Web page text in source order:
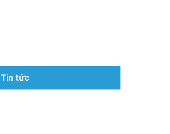
Tin tức